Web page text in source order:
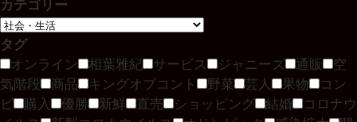
カテゴリー
タグ
オンライン
相葉雅紀 サービス ジャニーズ 通販
空
気階段
商品 キングオブコント 野菜 芸人 果物
コン
ビ
購入 優勝 新鮮 直売 ショッピング 結婚
コロナウ